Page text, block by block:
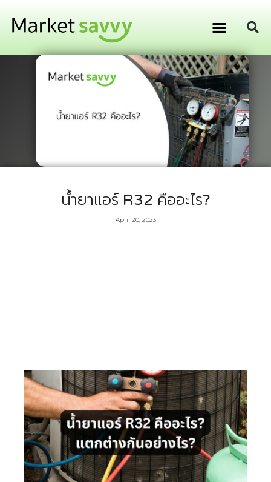
น้ำยาแอร์ R32 คืออะไร?
April 20, 2023